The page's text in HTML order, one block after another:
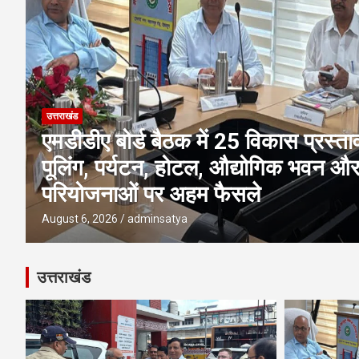
उत्तराखंड
एमडीडीए बोर्ड बैठक में 25 विकास
पूलिंग, पर्यटन, होटल, औद्योगिक भवन
परियोजनाओं पर अहम फैसले
August 6, 2026 adminsatya
उत्तराखंड